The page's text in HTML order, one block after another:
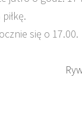
się o 17.00.